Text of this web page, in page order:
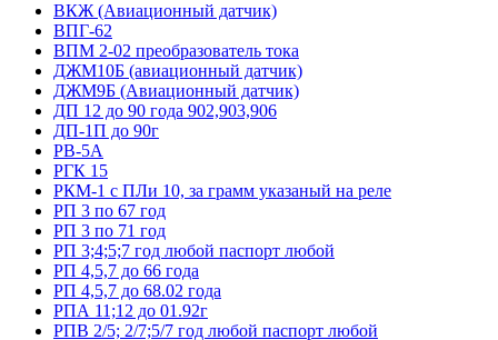
ВКЖ (Авиационный датчик)
ВПГ-62
ВПМ 2-02 преобразователь тока
ДЖМ10Б (авиационный датчик)
ДЖМ9Б (Авиационный датчик)
ДП 12 до 90 года 902,903,906
ДП-1П до 90г
РВ-5А
РГК 15
РКМ-1 с ПЛи 10, за грамм указаный на реле
РП 3 по 67 год
РП 3 по 71 год
РП 3;4;5;7 год любой паспорт любой
РП 4,5,7 до 66 года
РП 4,5,7 до 68.02 года
РПА 11;12 до 01.92г
РПВ 2/5; 2/7;5/7 год любой паспорт любой